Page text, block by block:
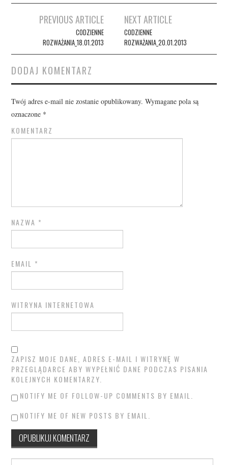
PREVIOUS ARTICLE
CODZIENNE
ROZWAŻANIA_18.01.2013
NEXT ARTICLE
CODZIENNE
ROZWAŻANIA_20.01.2013
DODAJ KOMENTARZ
Twój adres e-mail nie zostanie opublikowany. Wymagane pola są
oznaczone *
KOMENTARZ
NAZWA *
EMAIL *
WITRYNA INTERNETOWA
ZAPISZ MOJE DANE, ADRES E-MAIL I WITRYNĘ W
PRZEGLĄDARCE ABY WYPEŁNIĆ DANE PODCZAS PISANIA
KOLEJNYCH KOMENTARZY.
NOTIFY ME OF FOLLOW-UP COMMENTS BY EMAIL.
NOTIFY ME OF NEW POSTS BY EMAIL.